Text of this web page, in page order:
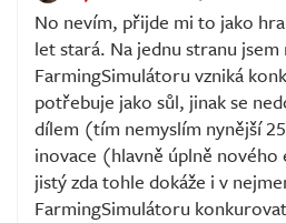
No nevím, přijde mi to jako
let stará. Na jednu stranu jsem
FarmingSimulátoru vzniká
potřebuje jako sůl, jinak se
dílem (tím nemyslím nynější
inovace (hlavně úplně nového
jistý zda tohle dokáže i v
FarmingSimulátoru